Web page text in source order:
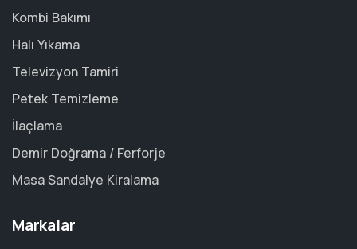
Kombi Bakımı
Halı Yıkama
Televizyon Tamiri
Petek Temizleme
İlaçlama
Demir Doğrama / Ferforje
Masa Sandalye Kiralama
Markalar